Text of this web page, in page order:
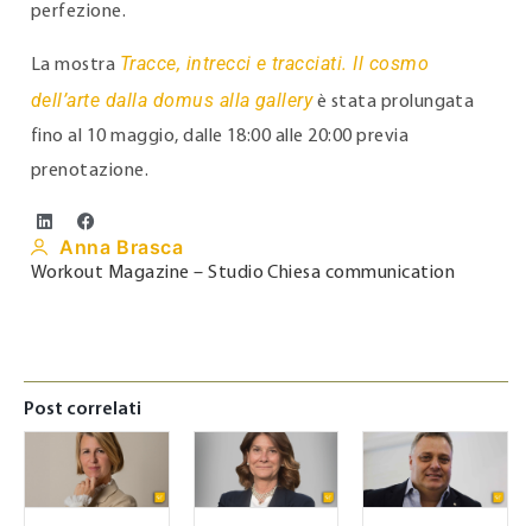
perfezione.
La mostra Tracce, intrecci e tracciati. Il cosmo
dell’arte dalla domus alla galleryè stata prolungata
fino al 10 maggio, dalle 18:00 alle 20:00 previa
prenotazione.
Anna Brasca
Workout Magazine – Studio Chiesa communication
Post correlati